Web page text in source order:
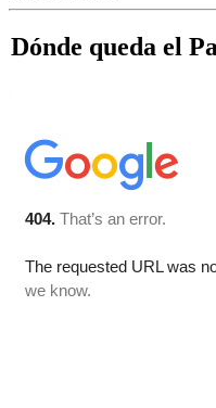
Dónde queda el